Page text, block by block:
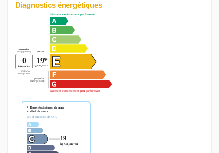
Diagnostics énergétiques